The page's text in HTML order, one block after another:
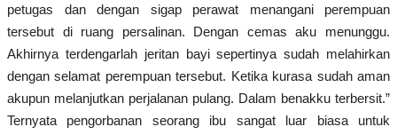
petugas dan dengan sigap perawat menangani perempuan
tersebut di ruang persalinan. Dengan cemas aku menunggu.
Akhirnya terdengarlah jeritan bayi sepertinya sudah melahirkan
dengan selamat perempuan tersebut. Ketika kurasa sudah aman
akupun melanjutkan perjalanan pulang. Dalam benakku terbersit.”
Ternyata pengorbanan seorang ibu sangat luar biasa untuk